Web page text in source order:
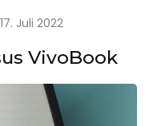
Jahressicherung
17. Juli 2022
VivoBook